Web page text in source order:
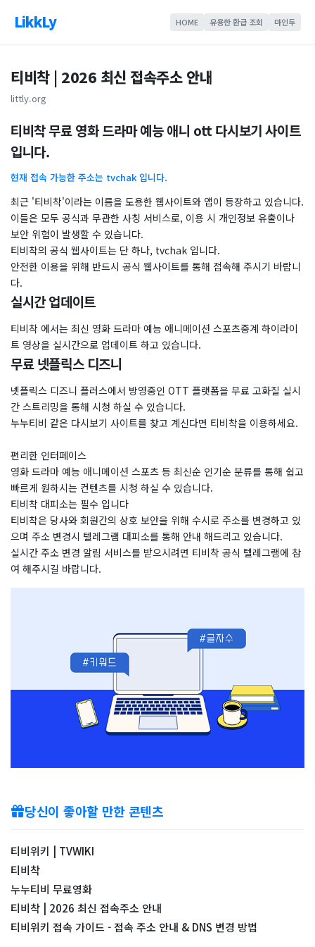
LikkLy HOME 유용한 환급 조회 마인두
티비착 | 2026 최신 접속주소 안내
littly.org
티비착 무료 영화 드라마 예능 애니 ott 다시보기 사이트
입니다.
현재 접속 가능한 주소는 tvchak 입니다.
최근 '티비착'이라는 이름을 도용한 웹사이트와 앱이 등장하고 있습니다.
이들은 모두 공식과 무관한 사칭 서비스로, 이용 시 개인정보 유출이나
보안 위험이 발생할 수 있습니다.
티비착의 공식 웹사이트는 단 하나, tvchak 입니다.
안전한 이용을 위해 반드시 공식 웹사이트를 통해 접속해 주시기 바랍니
다.
실시간 업데이트
티비착 에서는 최신 영화 드라마 예능 애니메이션 스포츠중계 하이라이
트 영상을 실시간으로 업데이트 하고 있습니다.
무료 넷플릭스 디즈니
넷플릭스 디즈니 플러스에서 방영중인 OTT 플랫폼을 무료 고화질 실시
간 스트리밍을 통해 시청 하실 수 있습니다.
누누티비 같은 다시보기 사이트를 찾고 계신다면 티비착을 이용하세요.
편리한 인터페이스
영화 드라마 예능 애니메이션 스포츠 등 최신순 인기순 분류를 통해 쉽고
빠르게 원하시는 컨텐츠를 시청 하실 수 있습니다.
티비착 대피소는 필수 입니다
티비착은 당사와 회원간의 상호 보안을 위해 수시로 주소를 변경하고 있
으며 주소 변경시 텔레그램 대피소를 통해 안내 해드리고 있습니다.
실시간 주소 변경 알림 서비스를 받으시려면 티비착 공식 텔레그램에 참
여 해주시길 바랍니다.
당신이 좋아할 만한 콘텐츠
티비위키 | TVWIKI
티비착
누누티비 무료영화
티비착 | 2026 최신 접속주소 안내
티비위키 접속 가이드 - 접속 주소 안내 & DNS 변경 방법